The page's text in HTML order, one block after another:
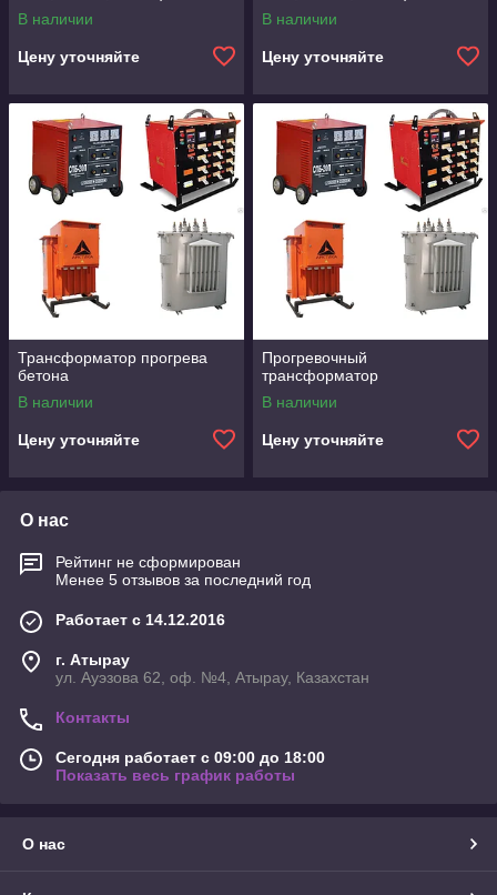
В наличии
Цену уточняйте
В наличии
Цену уточняйте
Трансформатор прогрева
бетона
В наличии
Цену уточняйте
Прогревочный
трансформатор
В наличии
Цену уточняйте
О нас
Рейтинг не сформирован
Менее 5 отзывов за последний год
Работает с 14.12.2016
г. Атырау
ул. Ауэзова 62, оф. №4, Атырау, Казахстан
Контакты
Сегодня работает с 09:00 до 18:00
Показать весь график работы
О нас